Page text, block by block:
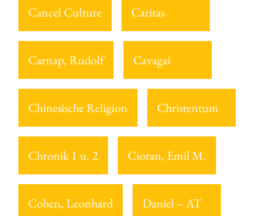
Cancel Culture Caritas
Carnap, Rudolf Cavagai
Chinesische Religion Christentum
Chronik 1 u. 2 Cioran, Emil M.
Cohen, Leonhard Daniel – AT